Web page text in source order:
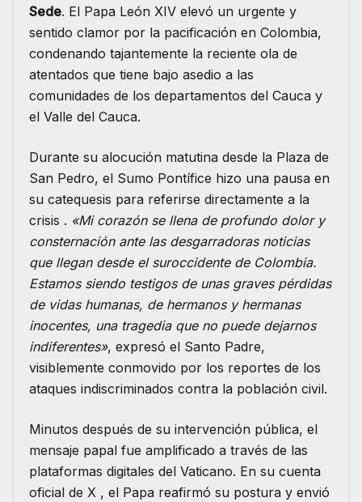
Sede. El Papa León XIV elevó un urgente y
sentido clamor por la pacificación en Colombia,
condenando tajantemente la reciente ola de
atentados que tiene bajo asedio a las
comunidades de los departamentos del Cauca y
el Valle del Cauca.
Durante su alocución matutina desde la Plaza de
San Pedro, el Sumo Pontífice hizo una pausa en
su catequesis para referirse directamente a la
crisis . «Mi corazón se llena de profundo dolor y
consternación ante las desgarradoras noticias
que llegan desde el suroccidente de Colombia.
Estamos siendo testigos de unas graves pérdidas
de vidas humanas, de hermanos y hermanas
inocentes, una tragedia que no puede dejarnos
indiferentes», expresó el Santo Padre,
visiblemente conmovido por los reportes de los
ataques indiscriminados contra la población civil.
Minutos después de su intervención pública, el
mensaje papal fue amplificado a través de las
plataformas digitales del Vaticano. En su cuenta
oficial de X , el Papa reafirmó su postura y envió